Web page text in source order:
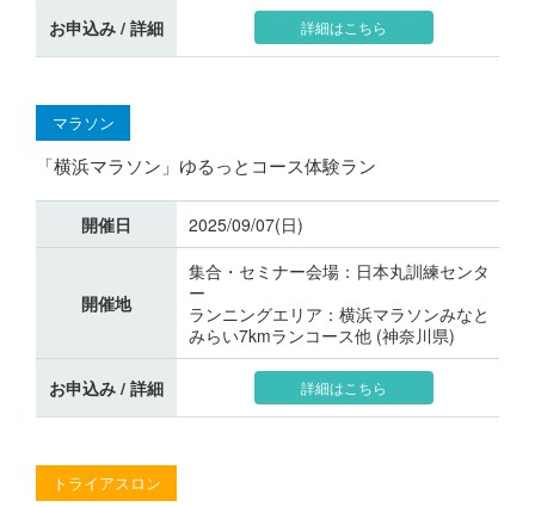
お申込み / 詳細 詳細はこちら
マラソン
「横浜マラソン」ゆるっとコース体験ラン
開催日 2025/09/07(日)
開催地
集合・セミナー会場：日本丸訓練センタ
ー
ランニングエリア：横浜マラソンみなと
みらい7kmランコース他 (神奈川県)
お申込み / 詳細 詳細はこちら
トライアスロン